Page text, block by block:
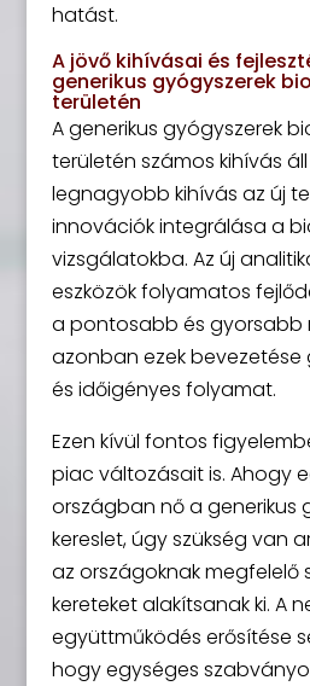
hatást.
A jövő kihívásai és
generikus gyógyszerek
területén
A generikus gyógyszerek
területén számos kihívás
legnagyobb kihívás az új
innovációk integrálása a
vizsgálatokba. Az új
eszközök folyamatos
a pontosabb és gyorsabb
azonban ezek bevezetése
és időigényes folyamat.
Ezen kívül fontos
piac változásait is. Ahogy
országban nő a generikus
kereslet, úgy szükség van
az országoknak megfelelő
kereteket alakítsanak ki. A
együttműködés erősítése
hogy egységes